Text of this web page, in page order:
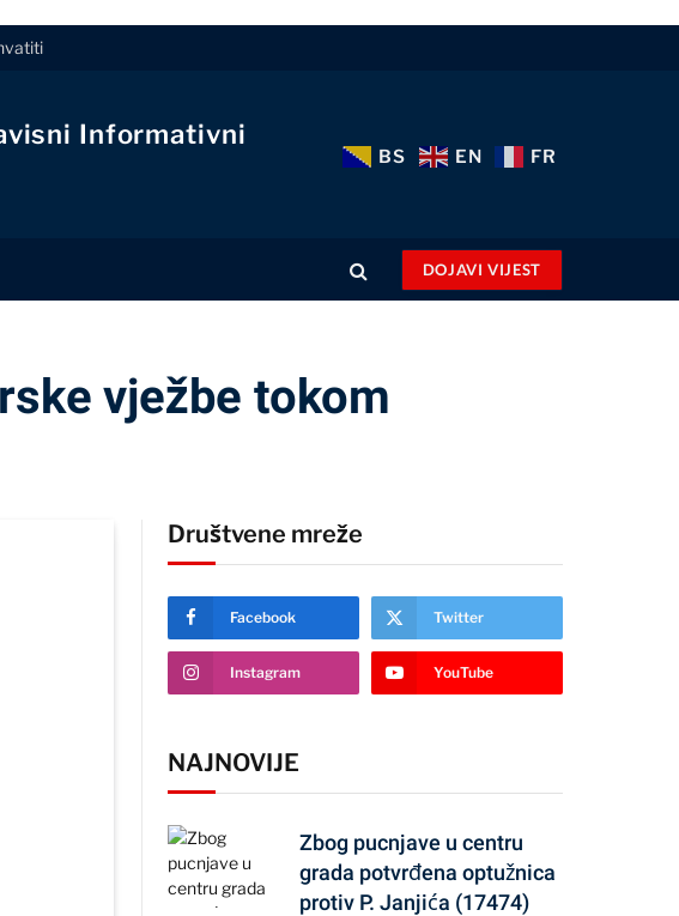
Informativni
BS EN FR
DOJAVI VIJEST
vježbe tokom
Društvene mreže
Facebook Twitter
Instagram YouTube
NAJNOVIJE
Zbog pucnjave u centru
grada potvrđena optužnica
protiv P. Janjića (17474)